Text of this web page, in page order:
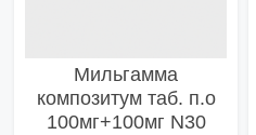
Мильгамма
композитум таб. п.о
100мг+100мг N30